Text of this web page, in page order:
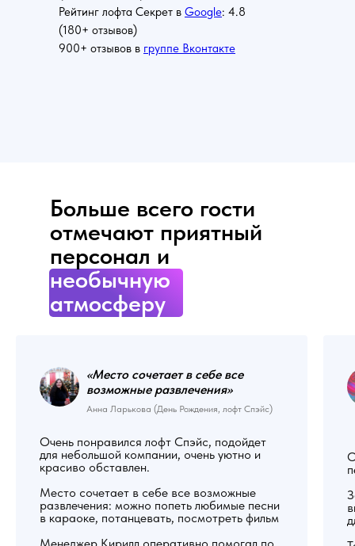
Рейтинг лофта Секрет в Google: 4.8
(180+ отзывов)
900+ отзывов в группе Вконтакте
Больше всего гости
отмечают приятный
персонал и
необычную
атмосферу
«Место сочетает в себе все
возможные развлечения»
Анна Ларькова (День Рождения, лофт Спэйс)
Очень понравился лофт Спэйс, подойдет
для небольшой компании, очень уютно и
красиво обставлен.
Место сочетает в себе все возможные
развлечения: можно попеть любимые песни
в караоке, потанцевать, посмотреть фильм